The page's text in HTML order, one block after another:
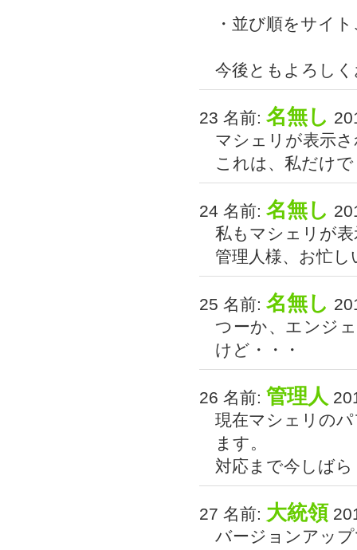
・並び順をサイ
今後ともよろし
23 名前: 名無し
マシェリが表示
これは、私だけ
24 名前: 名無し
私もマシェリが
管理人様、お忙
25 名前: 名無し
つーか、エンジ
けど・・・
26 名前: 管理人
現在マシェリの
ます。
対応まで今しば
27 名前: 大統領
バージョンアッ